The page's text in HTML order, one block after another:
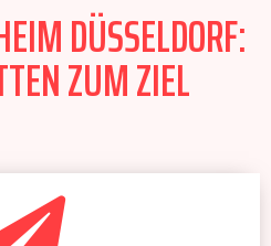
DÜSSELDORF:
ZUM ZIEL